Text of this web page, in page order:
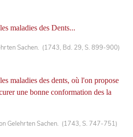
maladies des Dents...
Sachen. (1743, Bd. 29, S. 899-900)
maladies des dents, où l'on propose
une bonne conformation des la
Gelehrten Sachen. (1743, S. 747-751)